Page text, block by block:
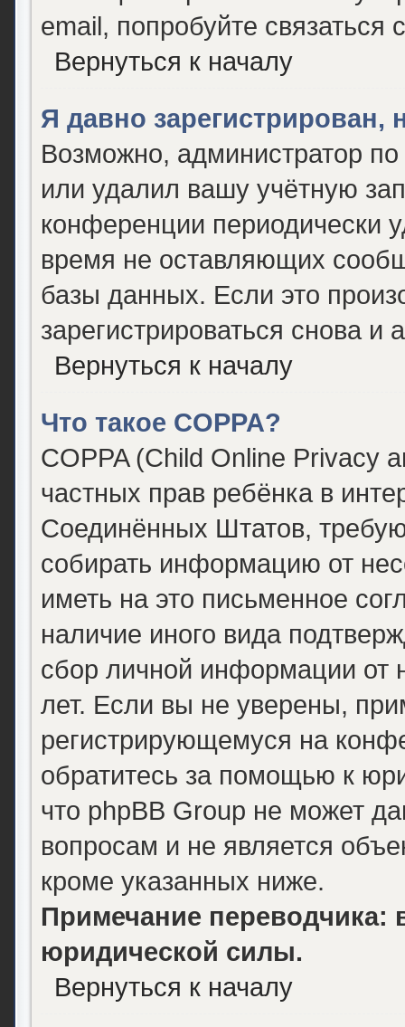
email, попробуйте связаться
Вернуться к началу
Я давно зарегистрирован,
Возможно, администратор
или удалил вашу учётную
конференции периодически
время не оставляющих
базы данных. Если это
зарегистрироваться снова и
Вернуться к началу
Что такое COPPA?
COPPA (Child Online Privacy
частных прав ребёнка в
Соединённых Штатов,
собирать информацию от
иметь на это письменное
наличие иного вида
сбор личной информации от
лет. Если вы не уверены,
регистрирующемуся на
обратитесь за помощью к
что phpBB Group не может
вопросам и не является
кроме указанных ниже.
Примечание переводчика:
юридической силы.
Вернуться к началу